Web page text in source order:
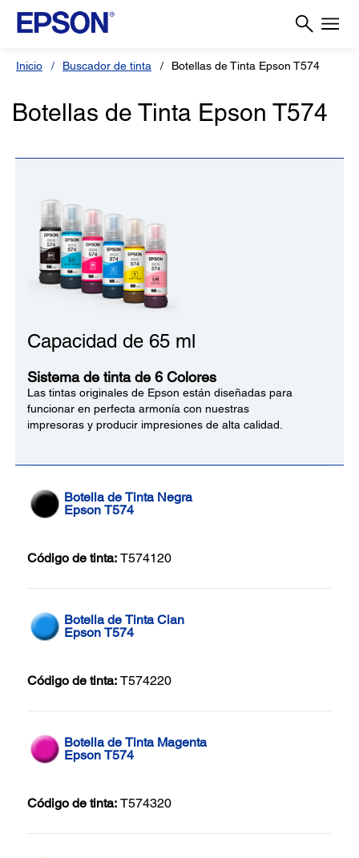
Inicio Buscador de tinta Botellas de Tinta Epson T574
Botellas de Tinta Epson T574
Capacidad de 65 ml
Sistema de tinta de 6 Colores
Las tintas originales de Epson están diseñadas para
funcionar en perfecta armonía con nuestras
impresoras y producir impresiones de alta calidad.
Botella de Tinta Negra
Epson T574
Código de tinta: T574120
Botella de Tinta Cian
Epson T574
Código de tinta: T574220
Botella de Tinta Magenta
Epson T574
Código de tinta: T574320